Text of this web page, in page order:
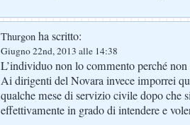
Thurgon ha scritto:
Giugno 22nd, 2013 alle 14:38
L’individuo non lo commento perché
Ai dirigenti del Novara invece imporrei
qualche mese di servizio civile dopo che
effettivamente in grado di intendere e